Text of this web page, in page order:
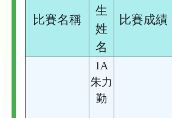
比賽名稱
生
姓
名
比賽成績
1A
朱力
勤